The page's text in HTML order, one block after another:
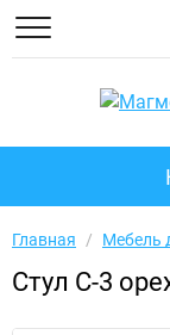
Главная / Мебель
Стул С-3